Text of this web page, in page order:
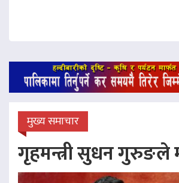
मुख्य समाचार
गृहमन्त्री सुधन गुरुङले